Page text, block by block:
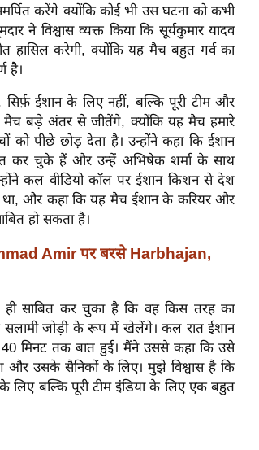
करेंगे क्योंकि कोई भी उस घटना को कभी
ने विश्वास व्यक्त किया कि सूर्यकुमार यादव
करेगी, क्योंकि यह मैच बहुत गर्व का
है।
ईशान के लिए नहीं, बल्कि पूरी टीम और
बड़े अंतर से जीतेंगे, क्योंकि यह मैच हमारे
पीछे छोड़ देता है। उन्होंने कहा कि ईशान
कर चुके हैं और उन्हें अभिषेक शर्मा के साथ
कल वीडियो कॉल पर ईशान किशन से देश
और कहा कि यह मैच ईशान के करियर और
हो सकता है।
Amir पर बरसे Harbhajan,
साबित कर चुका है कि वह किस तरह का
जोड़ी के रूप में खेलेंगे। कल रात ईशान
मिनट तक बात हुई। मैंने उससे कहा कि उसे
और उसके सैनिकों के लिए। मुझे विश्वास है कि
बल्कि पूरी टीम इंडिया के लिए एक बहुत